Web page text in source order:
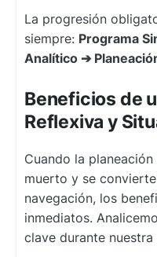
La progresión
siempre: Programa
Analítico ➔
Beneficios de
Reflexiva y
Cuando la
muerto y se
navegación, los
inmediatos.
clave durante nuestra